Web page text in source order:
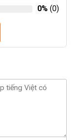
0% (0)